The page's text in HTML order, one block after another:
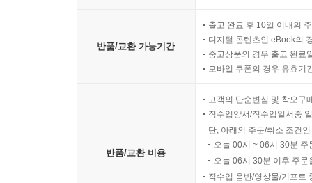
반품/교환 가능기간
출고 완료 후 10일 이내의
디지털 콘텐츠인 eBook의
중고상품의 경우 출고 완료
모바일 쿠폰의 경우 유효기
반품/교환 비용
고객의 단순변심 및 착오구
직수입양서/직수입일서중
단, 아래의 주문/취소 조건
오늘 00시 ~ 06시 30분
오늘 06시 30분 이후 주
직수입 음반/영상물/기프트